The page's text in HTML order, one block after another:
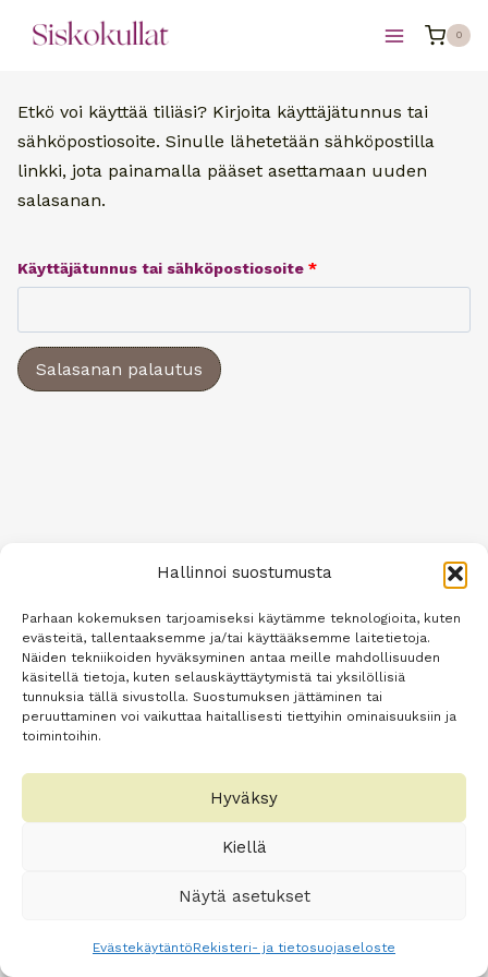
Hallinnoi suostumusta
Parhaan kokemuksen tarjoamiseksi käytämme teknologioita, kuten
evästeitä, tallentaaksemme ja/tai käyttääksemme laitetietoja.
Näiden tekniikoiden hyväksyminen antaa meille mahdollisuuden
käsitellä tietoja, kuten selauskäyttäytymistä tai yksilöllisiä
tunnuksia tällä sivustolla. Suostumuksen jättäminen tai
peruuttaminen voi vaikuttaa haitallisesti tiettyihin ominaisuuksiin ja
toimintoihin.
Hyväksy
Kiellä
Näytä asetukset
EvästekäytäntöRekisteri- ja tietosuojaseloste
sisältöön
0
Etkö voi käyttää tiliäsi? Kirjoita käyttäjätunnus tai
sähköpostiosoite. Sinulle lähetetään sähköpostilla
linkki, jota painamalla pääset asettamaan uuden
salasanan.
Käyttäjätunnus tai sähköpostiosoite *V
n
Salasanan palautus